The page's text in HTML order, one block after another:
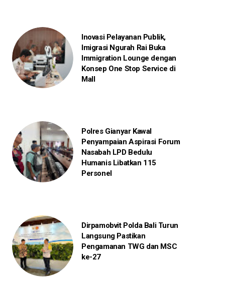
Inovasi Pelayanan Publik,
Imigrasi Ngurah Rai Buka
Immigration Lounge dengan
Konsep One Stop Service di
Mall
Polres Gianyar Kawal
Penyampaian Aspirasi Forum
Nasabah LPD Bedulu
Humanis Libatkan 115
Personel
Dirpamobvit Polda Bali Turun
Langsung Pastikan
Pengamanan TWG dan MSC
ke-27